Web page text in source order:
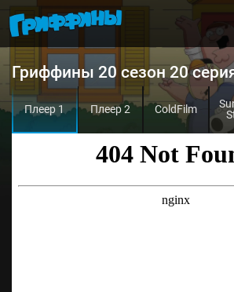
Гриффины 20 сезон 20
Плеер 1 Плеер 2 ColdFilm